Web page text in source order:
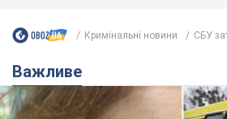
Кримінальні новини СБУ
Важливе